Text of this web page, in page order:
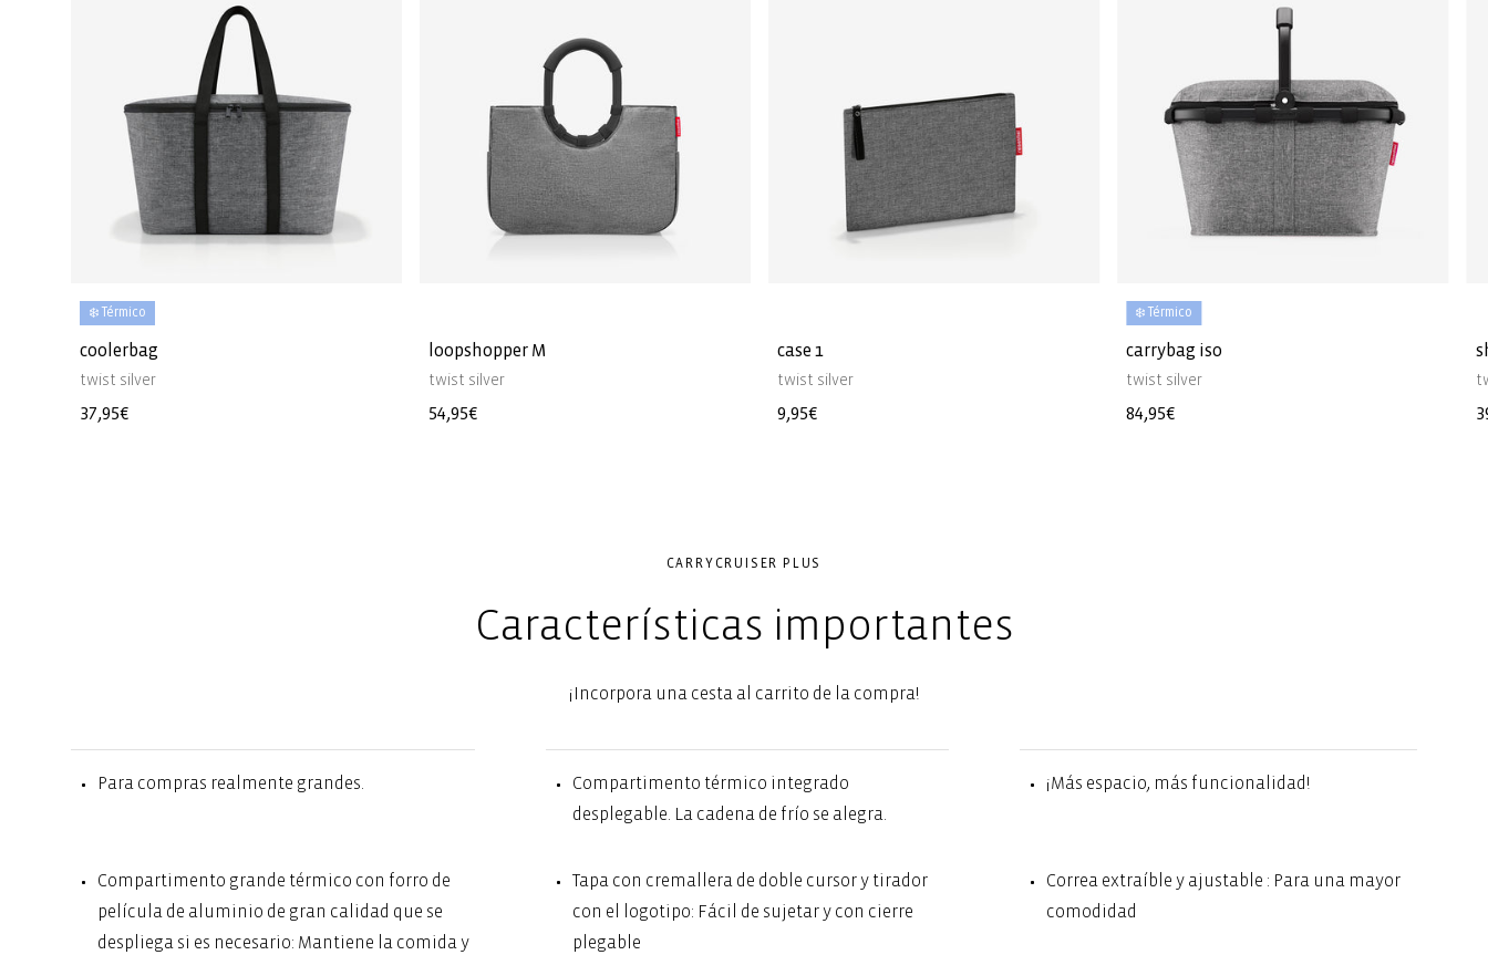
❄️ Térmico
coolerbag
twist silver
Precio
37,95€
loopshopper M
twist silver
Precio
54,95€
case 1
twist silver
Precio
9,95€
❄️ Térmico
carrybag iso
twist silver
Precio
84,95€
CARRYCRUISER PLUS
Características importantes
¡Incorpora una cesta al carrito de la compra!
Para compras realmente grandes.
Compartimento térmico integrado
desplegable. La cadena de frío se alegra.
¡Más espacio, más funcionalidad!
Compartimento grande térmico con forro de
película de aluminio de gran calidad que se
despliega si es necesario: Mantiene la comida y
Tapa con cremallera de doble cursor y tirador
con el logotipo: Fácil de sujetar y con cierre
plegable
Correa extraíble y ajustable : Para una mayor
comodidad